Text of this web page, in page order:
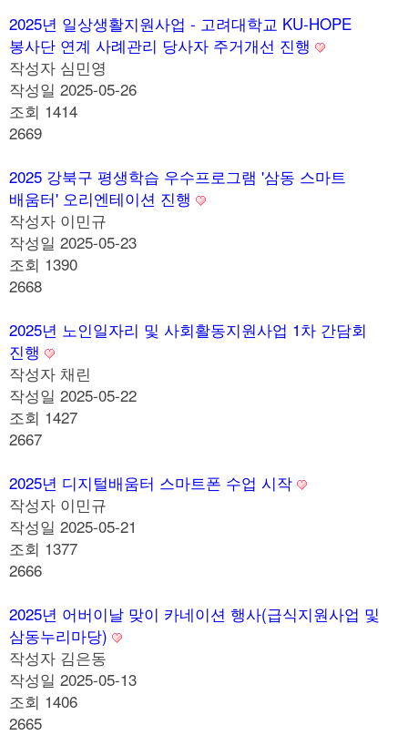
2025년 일상생활지원사업 - 고려대학교 KU-HOPE
봉사단 연계 사례관리 당사자 주거개선 진행
작성자 심민영
작성일 2025-05-26
조회 1414
2669
2025 강북구 평생학습 우수프로그램 '삼동 스마트
배움터' 오리엔테이션 진행
작성자 이민규
작성일 2025-05-23
조회 1390
2668
2025년 노인일자리 및 사회활동지원사업 1차 간담회
진행
작성자 채린
작성일 2025-05-22
조회 1427
2667
2025년 디지털배움터 스마트폰 수업 시작
작성자 이민규
작성일 2025-05-21
조회 1377
2666
2025년 어버이날 맞이 카네이션 행사(급식지원사업 및
삼동누리마당)
작성자 김은동
작성일 2025-05-13
조회 1406
2665